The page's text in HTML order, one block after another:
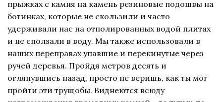
прыжках с камня на камень резиновые подошвы на
ботинках, которые не скользили и часто
удерживали нас на отполированных водой плитах
и не сползали в воду. Мы также использовали в
наших переправах упавшие и перекинутые через
ручей деревья. Пройдя метров десять и
оглянувшись назад, просто не веришь, как ты мог
пройти эти трущобы. Виднеются всюду